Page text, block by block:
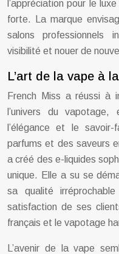
l’appréciation pour le
forte. La marque
salons professionnels
visibilité et nouer de
L’art de la vape à
French Miss a réussi à
l’univers du
l’élégance et le savoir-
parfums et des saveurs
a créé des e-liquides
unique. Elle a su se
sa qualité
satisfaction de ses
français et le vapotage
L’avenir de la vape